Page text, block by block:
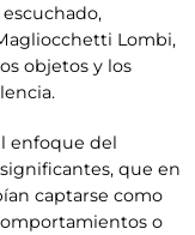
Lombi,
objetos y los
enfoque del
que en
captarse como
o